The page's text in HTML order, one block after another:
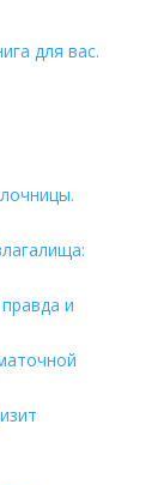
для вас.
и